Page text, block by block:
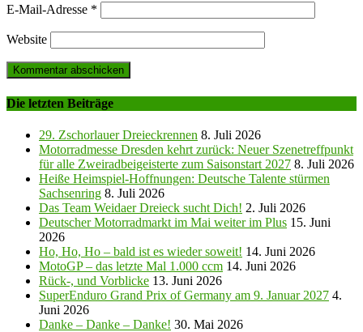
E-Mail-Adresse *
Website
Die letzten Beiträge
29. Zschorlauer Dreieckrennen 8. Juli 2026
Motorradmesse Dresden kehrt zurück: Neuer Szenetreffpunkt
für alle Zweiradbeigeisterte zum Saisonstart 2027 8. Juli 2026
Heiße Heimspiel-Hoffnungen: Deutsche Talente stürmen
Sachsenring 8. Juli 2026
Das Team Weidaer Dreieck sucht Dich! 2. Juli 2026
Deutscher Motorradmarkt im Mai weiter im Plus 15. Juni
2026
Ho, Ho, Ho – bald ist es wieder soweit! 14. Juni 2026
MotoGP – das letzte Mal 1.000 ccm 14. Juni 2026
Rück-, und Vorblicke 13. Juni 2026
SuperEnduro Grand Prix of Germany am 9. Januar 2027 4.
Juni 2026
Danke – Danke – Danke! 30. Mai 2026